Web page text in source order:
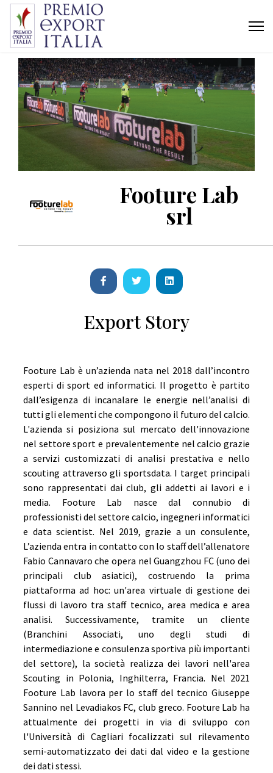
Footure Lab
srl
Export Story
Footure Lab è un’azienda nata nel 2018 dall’incontro
esperti di sport ed informatici. Il progetto è partito
dall’esigenza di incanalare le energie nell’analisi di
tutti gli elementi che compongono il futuro del calcio.
L'azienda si posiziona sul mercato dell'innovazione
nel settore sport e prevalentemente nel calcio grazie
a servizi customizzati di analisi prestativa e nello
scouting attraverso gli sportsdata. I target principali
sono rappresentati dai club, gli addetti ai lavori e i
media. Footure Lab nasce dal connubio di
professionisti del settore calcio, ingegneri informatici
e data scientist. Nel 2019, grazie a un consulente,
L’azienda entra in contatto con lo staff dell’allenatore
Fabio Cannavaro che opera nel Guangzhou FC (uno dei
principali club asiatici), costruendo la prima
piattaforma ad hoc: un'area virtuale di gestione dei
flussi di lavoro tra staff tecnico, area medica e area
analisi. Successivamente, tramite un cliente
(Branchini Associati, uno degli studi di
intermediazione e consulenza sportiva più importanti
del settore), la società realizza dei lavori nell'area
Scouting in Polonia, Inghilterra, Francia. Nel 2021
Footure Lab lavora per lo staff del tecnico Giuseppe
Sannino nel Levadiakos FC, club greco. Footure Lab ha
attualmente dei progetti in via di sviluppo con
l'Università di Cagliari focalizzati sul rilevamento
semi-automatizzato dei dati dal video e la gestione
dei dati stessi.